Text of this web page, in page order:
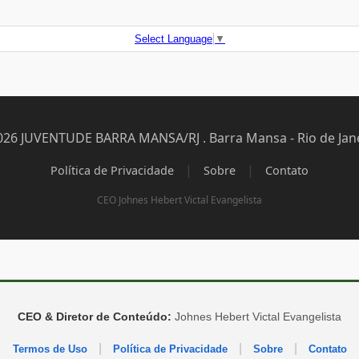
Select Language ▼
JUVENTUDE BARRA MANSA/RJ . Barra Mansa - Rio de
Política de Privacidade | Sobre | Contato
CEO Johnes Hebert Victal Evangelista
CEO & Diretor de Conteúdo: Johnes Hebert Victal Evangelista
Termos de Uso Política de Privacidade Sobre Contato